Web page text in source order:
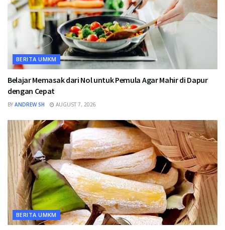
BERITA UMKM
Belajar Memasak dari Nol untuk Pemula Agar Mahir di Dapur
dengan Cepat
BY ANDREW SH AUGUST 7, 2026
BERITA UMKM